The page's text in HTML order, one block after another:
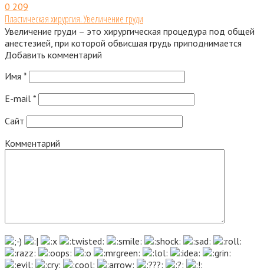
0 209
Пластическая хирургия. Увеличение груди
Увеличение груди – это хирургическая процедура под общей
анестезией, при которой обвисшая грудь приподнимается
Добавить комментарий
Имя *
E-mail *
Сайт
Комментарий